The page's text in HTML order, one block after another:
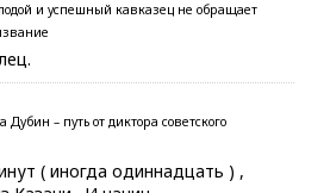
и успешный кавказец не обращает
Дубин – путь от диктора советского
( иногда одиннадцать ) ,